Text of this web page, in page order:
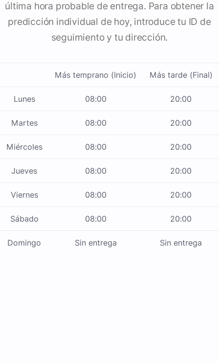
última hora probable de entrega. Para obtener la
predicción individual de hoy, introduce tu ID de
seguimiento y tu dirección.
Más temprano (Inicio) Más tarde (Final)
Lunes 08:00 20:00
Martes 08:00 20:00
Miércoles 08:00 20:00
Jueves 08:00 20:00
Viernes 08:00 20:00
Sábado 08:00 20:00
Domingo Sin entrega Sin entrega